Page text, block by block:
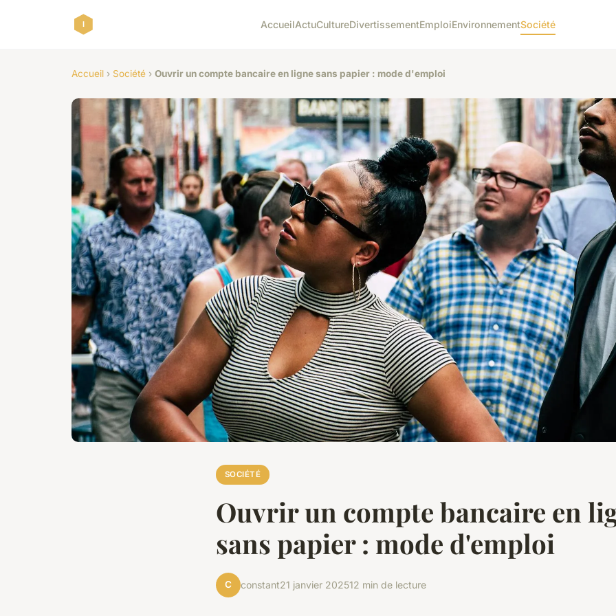
AccueilActuCultureDivertissementEmploiEnvironnementSociété
Accueil › Société › Ouvrir un compte bancaire en ligne sans papier : mode d'emploi
SOCIÉTÉ
Ouvrir un compte bancaire en
sans papier : mode d'emploi
C constant21 janvier 202512 min de lecture